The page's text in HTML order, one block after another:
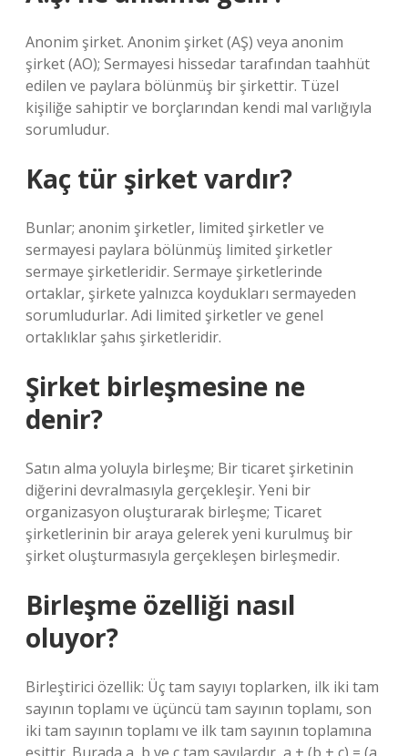
Anonim şirket. Anonim şirket (AŞ) veya anonim
şirket (AO); Sermayesi hissedar tarafından taahhüt
edilen ve paylara bölünmüş bir şirkettir. Tüzel
kişiliğe sahiptir ve borçlarından kendi mal varlığıyla
sorumludur.
Kaç tür şirket vardır?
Bunlar; anonim şirketler, limited şirketler ve
sermayesi paylara bölünmüş limited şirketler
sermaye şirketleridir. Sermaye şirketlerinde
ortaklar, şirkete yalnızca koydukları sermayeden
sorumludurlar. Adi limited şirketler ve genel
ortaklıklar şahıs şirketleridir.
Şirket birleşmesine ne
denir?
Satın alma yoluyla birleşme; Bir ticaret şirketinin
diğerini devralmasıyla gerçekleşir. Yeni bir
organizasyon oluşturarak birleşme; Ticaret
şirketlerinin bir araya gelerek yeni kurulmuş bir
şirket oluşturmasıyla gerçekleşen birleşmedir.
Birleşme özelliği nasıl
oluyor?
Birleştirici özellik: Üç tam sayıyı toplarken, ilk iki tam
sayının toplamı ve üçüncü tam sayının toplamı, son
iki tam sayının toplamı ve ilk tam sayının toplamına